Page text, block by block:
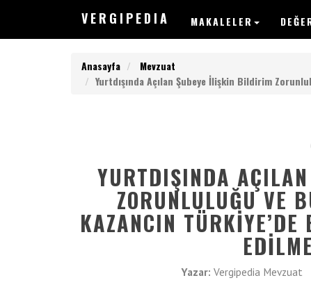
VERGIPEDIA MAKALELER
Anasayfa
Mevzuat
Yurtdışında Açılan Şubeye İlişkin Bildirim
YURTDIŞINDA
ZORUNLULUĞU VE
KAZANCIN
Yazar: Vergipedia Mevzuat